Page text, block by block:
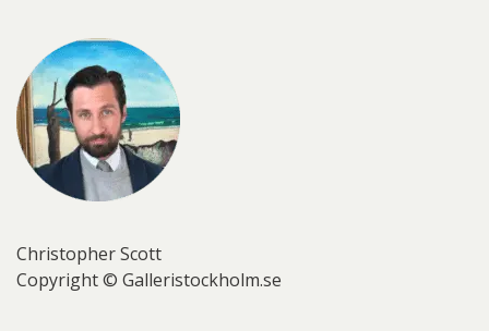
Christopher Scott
Copyright © Galleristockholm.se